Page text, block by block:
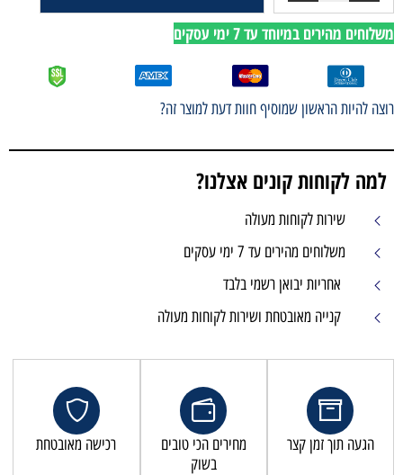
משלוחים מהירים במיוחד עד 7 ימי עסקים
רוצה להיות הראשון שמוסיף חוות דעת למוצר זה?
למה לקוחות קונים אצלנו?
שירות לקוחות מעולה
משלוחים מהירים עד 7 ימי עסקים
אחריות יבואן רשמי בלבד
קנייה מאובטחת ושירות לקוחות מעולה
הגעה תוך זמן קצר
מחירים הכי טובים
בשוק
רכישה מאובטחת